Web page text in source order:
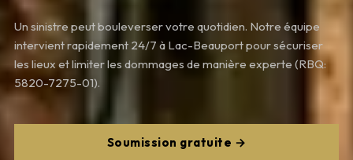
Un sinistre peut bouleverser votre quotidien. Notre équipe
intervient rapidement 24/7 à Lac-Beauport pour sécuriser
les lieux et limiter les dommages de manière experte (RBQ:
5820-7275-01).
Soumission gratuite →